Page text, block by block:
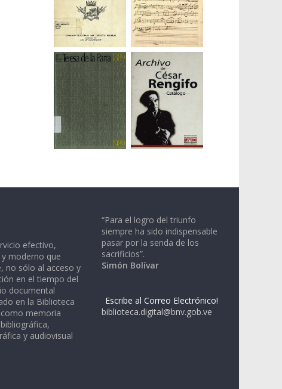
efectivo,
moderno que
no sólo al acceso y
en el tiempo del
documental
en la Biblioteca
memoria
y audiovisual
“Para el logro del triunfo
siempre ha sido indispensable
pasar por la senda de los
sacrificios”.
Simón Bolívar
Escribe al Correo Electrónico!
biblioteca.digital@bnv.gob.ve